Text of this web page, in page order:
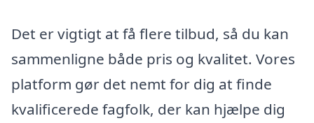
Det er vigtigt at få flere tilbud, så du kan
sammenligne både pris og kvalitet. Vores
platform gør det nemt for dig at finde
kvalificerede fagfolk, der kan hjælpe dig